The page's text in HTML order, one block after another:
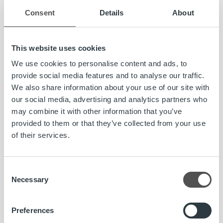
Consent Details About
This website uses cookies
We use cookies to personalise content and ads, to
provide social media features and to analyse our traffic.
We also share information about your use of our site with
our social media, advertising and analytics partners who
may combine it with other information that you’ve
provided to them or that they’ve collected from your use
of their services.
Selection
Necessary
Preferences
Kaupan yhteydessä Trust Kapitalin omistuspohja laajenee,
kun Enfon pääomistajaKPYtekee merkittävän sijoituksen
pääomistajaSentica Partnersin
sekä KPY:n, Trust Kapitalin toimivan johdon ja
suomalaisten yksityissijoittajien kesken.
Yrityskaupan arvioidaan toteutuvan tammikuun 2017
lopussa. Osapuolet ovat sopineet, että yrityskaupan hintaa
ei julkisteta. Kauppa vaatii toteutuakseen
viranomaishyväksynnän.
Lisätietoja:
Artti Aurasmaa, toimitusjohtaja, Trust Kapital Group TKG
Oy, puh. 045 186 1775, artti.aurasmaa@truskapital.fi
3000, arto.herranen@enfo.fi